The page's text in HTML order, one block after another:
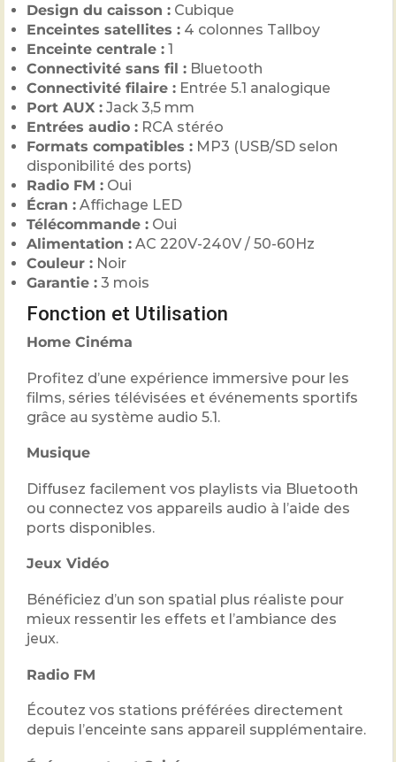
Design du caisson : Cubique
Enceintes satellites : 4 colonnes Tallboy
Enceinte centrale : 1
Connectivité sans fil : Bluetooth
Connectivité filaire : Entrée 5.1 analogique
Port AUX : Jack 3,5 mm
Entrées audio : RCA stéréo
Formats compatibles : MP3 (USB/SD selon
disponibilité des ports)
Radio FM : Oui
Écran : Affichage LED
Télécommande : Oui
Alimentation : AC 220V-240V / 50-60Hz
Couleur : Noir
Garantie : 3 mois
Fonction et Utilisation
Home Cinéma
Profitez d’une expérience immersive pour les
films, séries télévisées et événements sportifs
grâce au système audio 5.1.
Musique
Diffusez facilement vos playlists via Bluetooth
ou connectez vos appareils audio à l’aide des
ports disponibles.
Jeux Vidéo
Bénéficiez d’un son spatial plus réaliste pour
mieux ressentir les effets et l’ambiance des
jeux.
Radio FM
Écoutez vos stations préférées directement
depuis l’enceinte sans appareil supplémentaire.